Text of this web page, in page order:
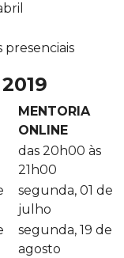
presenciais
MENTORIA
ONLINE
das 20h00 às
21h00
segunda, 01 de
julho
segunda, 19 de
agosto